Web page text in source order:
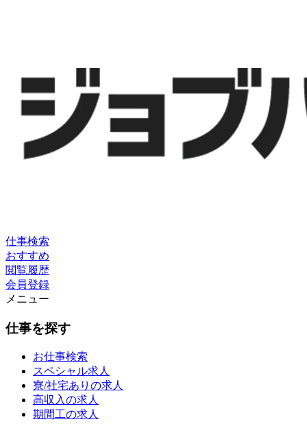
仕事検索
おすすめ
閲覧履歴
会員登録
メニュー
仕事を探す
お仕事検索
スペシャル求人
寮/社宅ありの求人
高収入の求人
期間工の求人